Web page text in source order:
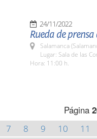
24/11/2022
Rueda de
Salamanca
Lugar: Sala de las
Hora: 11:00 h.
Página
7 8 9 10 11